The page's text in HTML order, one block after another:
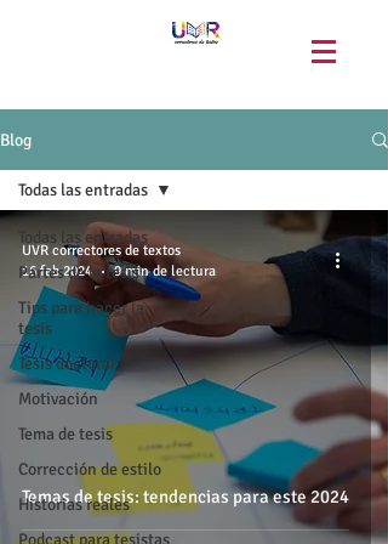
Blog
Todas las entradas
Partes de la tesis
Tips para hacer la
tesis
Tesis doctoral
Motivación
Tema de tesis
Corrección de estilo
Historias reales
Podcast para tesistas
Todas las entradas
Temas de tesis: tendencias para este 2024
UVR correctores de textos
16 feb 2024
9 min de lectura